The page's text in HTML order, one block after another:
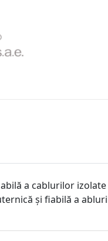
a cablurilor
și fiabilă a